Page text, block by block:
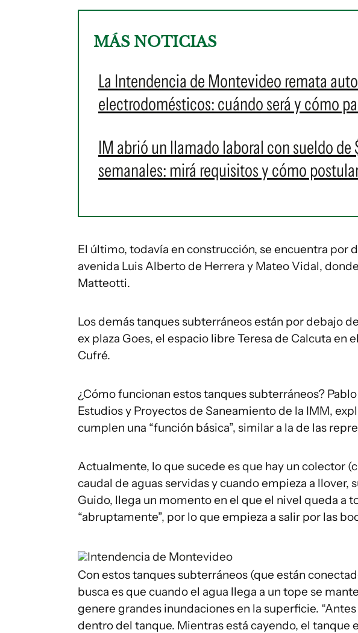
MÁS NOTICIAS
La Intendencia de Montevideo remata
electrodomésticos: cuándo será y cómo
IM abrió un llamado laboral con sueldo de
semanales: mirá requisitos y cómo
El último, todavía en construcción, se encuentra por
avenida Luis Alberto de Herrera y Mateo Vidal,
Matteotti.
Los demás tanques subterráneos están por debajo
ex plaza Goes, el espacio libre Teresa de Calcuta en
Cufré.
¿Cómo funcionan estos tanques subterráneos?
Estudios y Proyectos de Saneamiento de la IMM,
cumplen una “función básica”, similar a la de las
Actualmente, lo que sucede es que hay un colector
caudal de aguas servidas y cuando empieza a llover,
Guido, llega un momento en el que el nivel queda a
“abruptamente”, por lo que empieza a salir por las
Intendencia de Montevideo
Con estos tanques subterráneos (que están
busca es que cuando el agua llega a un tope se
genere grandes inundaciones en la superficie.
dentro del tanque. Mientras está cayendo, el tanque